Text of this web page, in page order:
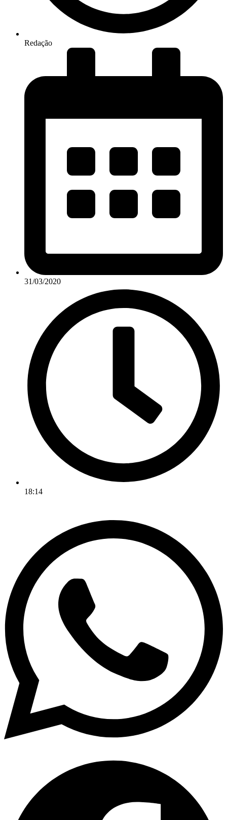
Redação
31/03/2020
18:14